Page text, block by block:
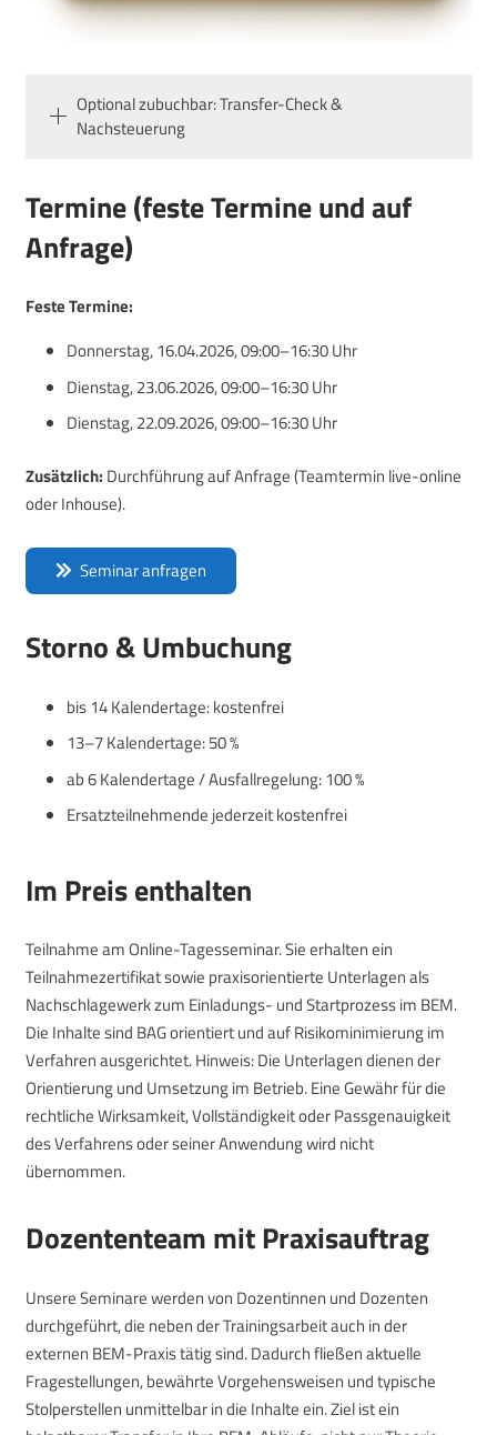
Optional zubuchbar: Transfer-Check &
Nachsteuerung
Termine (feste Termine und auf
Anfrage)
Feste Termine:
Donnerstag, 16.04.2026, 09:00–16:30 Uhr
Dienstag, 23.06.2026, 09:00–16:30 Uhr
Dienstag, 22.09.2026, 09:00–16:30 Uhr
Zusätzlich: Durchführung auf Anfrage (Teamtermin live-online
oder Inhouse).
Seminar anfragen
Storno & Umbuchung
bis 14 Kalendertage: kostenfrei
13–7 Kalendertage: 50 %
ab 6 Kalendertage / Ausfallregelung: 100 %
Ersatzteilnehmende jederzeit kostenfrei
Im Preis enthalten
Teilnahme am Online-Tagesseminar. Sie erhalten ein
Teilnahmezertifikat sowie praxisorientierte Unterlagen als
Nachschlagewerk zum Einladungs- und Startprozess im BEM.
Die Inhalte sind BAG orientiert und auf Risikominimierung im
Verfahren ausgerichtet. Hinweis: Die Unterlagen dienen der
Orientierung und Umsetzung im Betrieb. Eine Gewähr für die
rechtliche Wirksamkeit, Vollständigkeit oder Passgenauigkeit
des Verfahrens oder seiner Anwendung wird nicht
übernommen.
Dozententeam mit Praxisauftrag
Unsere Seminare werden von Dozentinnen und Dozenten
durchgeführt, die neben der Trainingsarbeit auch in der
externen BEM-Praxis tätig sind. Dadurch fließen aktuelle
Fragestellungen, bewährte Vorgehensweisen und typische
Stolperstellen unmittelbar in die Inhalte ein. Ziel ist ein